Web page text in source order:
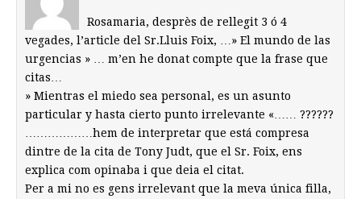
Rosamaria, desprès de rellegit 3 ó 4
vegades, l’article del Sr.Lluis Foix, …» El mundo de las
urgencias » … m’en he donat compte que la frase que
citas…
» Mientras el miedo sea personal, es un asunto
particular y hasta cierto punto irrelevante «…… ??????
………………hem de interpretar que está compresa
dintre de la cita de Tony Judt, que el Sr. Foix, ens
explica com opinaba i que deia el citat.
Per a mi no es gens irrelevant que la meva única filla,